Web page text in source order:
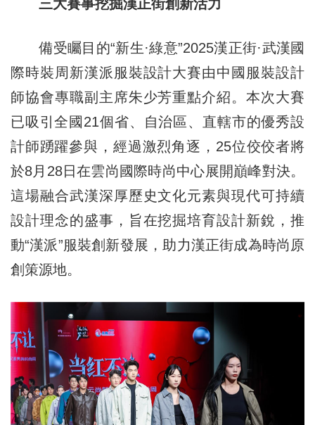
三大賽事挖掘漢正街創新活力
備受矚目的“新生·綠意”2025漢正街·武漢國
際時裝周新漢派服裝設計大賽由中國服裝設計
師協會專職副主席朱少芳重點介紹。本次大賽
已吸引全國21個省、自治區、直轄市的優秀設
計師踴躍參與，經過激烈角逐，25位佼佼者將
於8月28日在雲尚國際時尚中心展開巔峰對決。
這場融合武漢深厚歷史文化元素與現代可持續
設計理念的盛事，旨在挖掘培育設計新銳，推
動“漢派”服裝創新發展，助力漢正街成為時尚原
創策源地。